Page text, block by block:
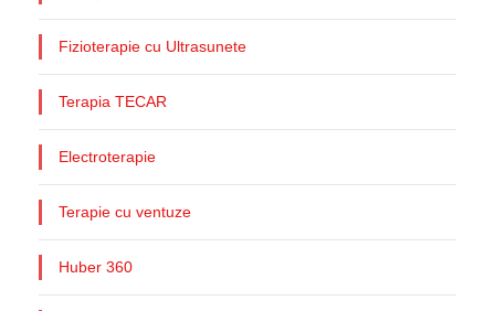
Fizioterapie cu Ultrasunete
Terapia TECAR
Electroterapie
Terapie cu ventuze
Huber 360